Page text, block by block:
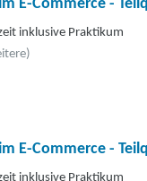
E-Commerce -
inklusive Praktikum
E-Commerce -
inklusive Praktikum